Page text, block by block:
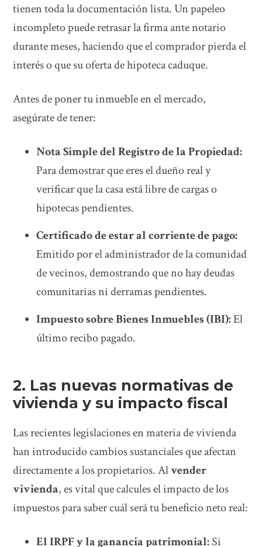
tienen toda la documentación lista. Un papeleo
incompleto puede retrasar la firma ante notario
durante meses, haciendo que el comprador pierda el
interés o que su oferta de hipoteca caduque.
Antes de poner tu inmueble en el mercado,
asegúrate de tener:
Nota Simple del Registro de la Propiedad:
Para demostrar que eres el dueño real y
verificar que la casa está libre de cargas o
hipotecas pendientes.
Certificado de estar al corriente de pago:
Emitido por el administrador de la comunidad
de vecinos, demostrando que no hay deudas
comunitarias ni derramas pendientes.
Impuesto sobre Bienes Inmuebles (IBI):El
último recibo pagado.
2. Las nuevas normativas de
vivienda y su impacto fiscal
Las recientes legislaciones en materia de vivienda
han introducido cambios sustanciales que afectan
directamente a los propietarios. Alvender
vivienda, es vital que calcules el impacto de los
impuestos para saber cuál será tu beneficio neto real:
El IRPF y la ganancia patrimonial:Si